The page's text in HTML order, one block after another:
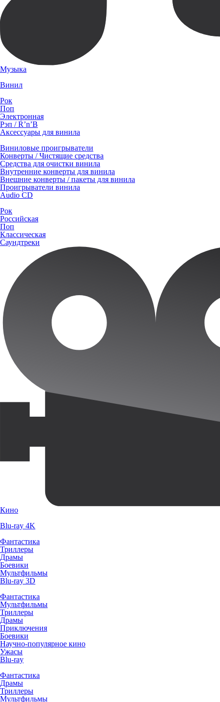
Музыка
Винил
Рок
Поп
Электронная
Рэп / R’n’B
Аксессуары для винила
Виниловые проигрыватели
Конверты / Чистящие средства
Средства для очистки винила
Внутренние конверты для винила
Внешние конверты / пакеты для винила
Проигрыватели винила
Audio CD
Рок
Российская
Поп
Классическая
Саундтреки
Кино
Blu-ray 4K
Фантастика
Триллеры
Драмы
Боевики
Мультфильмы
Blu-ray 3D
Фантастика
Мультфильмы
Триллеры
Драмы
Приключения
Боевики
Научно-популярное кино
Ужасы
Blu-ray
Фантастика
Драмы
Триллеры
Мультфильмы